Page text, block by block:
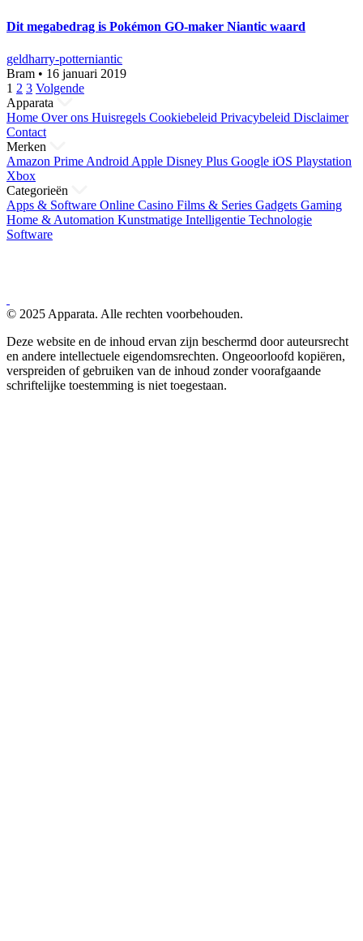
Dit megabedrag is Pokémon GO-maker Niantic waard
geldharry-potterniantic
Bram • 16 januari 2019
Berichten
paginering
1 2 3 Volgende
Apparata
Home Over ons Huisregels Cookiebeleid Privacybeleid Disclaimer
Contact
Merken
Amazon Prime Android Apple Disney Plus Google iOS Playstation
Xbox
Categorieën
Apps & Software Online Casino Films & Series Gadgets Gaming
Home & Automation Kunstmatige Intelligentie Technologie
Software
© 2025 Apparata. Alle rechten voorbehouden.
Deze website en de inhoud ervan zijn beschermd door auteursrecht
en andere intellectuele eigendomsrechten. Ongeoorloofd kopiëren,
verspreiden of gebruiken van de inhoud zonder voorafgaande
schriftelijke toestemming is niet toegestaan.